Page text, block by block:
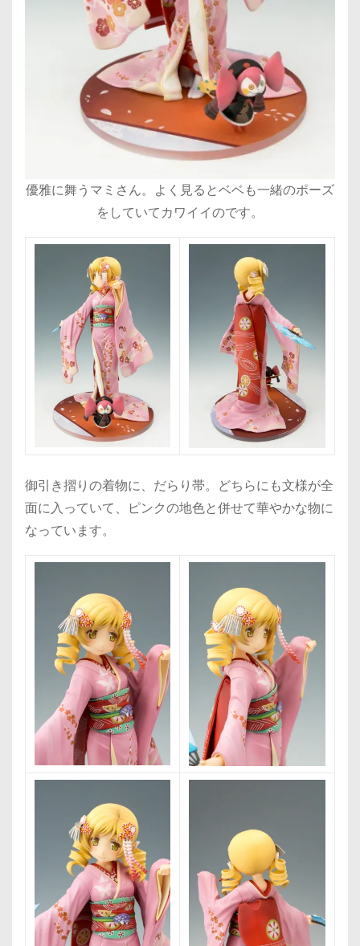
優雅に舞うマミさん。よく見るとベベも一緒のポーズ
をしていてカワイイのです。
御引き摺りの着物に、だらり帯。どちらにも文様が全
面に入っていて、ピンクの地色と併せて華やかな物に
なっています。